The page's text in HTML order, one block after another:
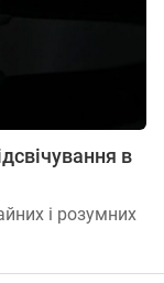
в
і розумних